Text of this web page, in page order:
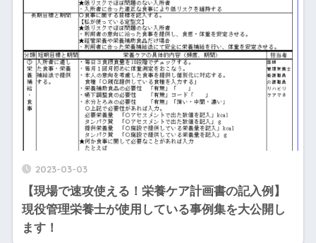
2023-03-03
【現場で速攻使える！栄養ケア計画書の記入例】
現役管理栄養士が使用している事例集を大公開し
ます！